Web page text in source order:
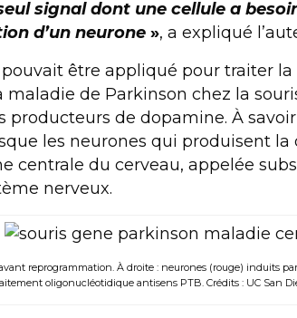
signal dont une cellule a
d’un neurone », a expliqué
être appliqué pour traiter
maladie de Parkinson chez la
de dopamine. À
les neurones qui produisent la
centrale du cerveau, appelée
nerveux.
reprogrammation. À droite : neurones (rouge) induits
oligonucléotidique antisens PTB. Crédits : UC San